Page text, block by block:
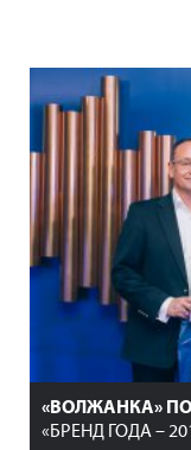
«ВОЛЖАНКА»
«БРЕНД ГОДА –